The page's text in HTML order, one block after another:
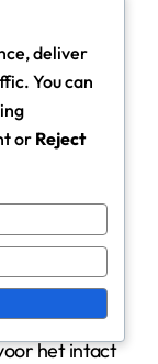
Hun
in het
het intact
deliver
You can
orReject